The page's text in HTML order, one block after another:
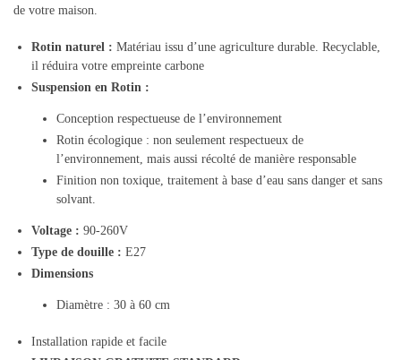
de votre maison.
Rotin naturel : Matériau issu d’une agriculture durable. Recyclable,
il réduira votre empreinte carbone
Suspension en Rotin :
Conception respectueuse de l’environnement
Rotin écologique : non seulement respectueux de
l’environnement, mais aussi récolté de manière responsable
Finition non toxique, traitement à base d’eau sans danger et sans
solvant.
Voltage : 90-260V
Type de douille : E27
Dimensions
Diamètre : 30 à 60 cm
Installation rapide et facile